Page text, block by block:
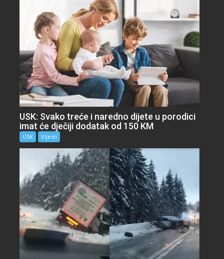
USK: Svako treće i naredno dijete u porodici
imat će dječiji dodatak od 150 KM
USK Vijesti